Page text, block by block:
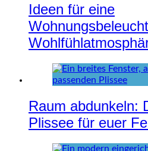
Ideen für eine
Raum abdunkeln:
Plissee für euer